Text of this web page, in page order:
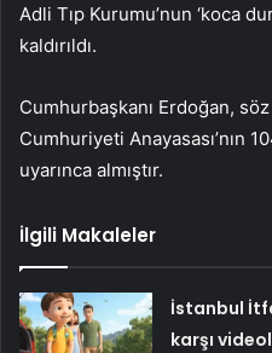
Adli Tıp Kurumu’nun ‘koca
kaldırıldı.
Cumhurbaşkanı Erdoğan,
Cumhuriyeti Anayasası’nın
uyarınca almıştır.
İlgili Makaleler
İstanbul
karşı